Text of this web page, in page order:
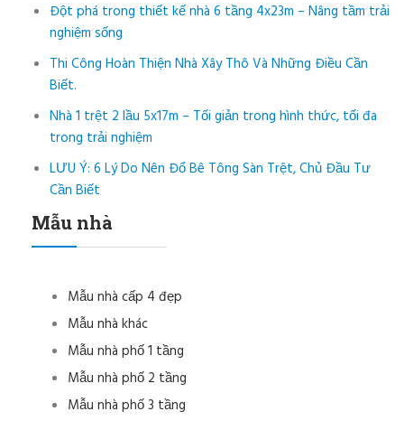
Đột phá trong thiết kế nhà 6 tầng 4x23m – Nâng tầm trải
nghiệm sống
Thi Công Hoàn Thiện Nhà Xây Thô Và Những Điều Cần
Biết.
Nhà 1 trệt 2 lầu 5x17m – Tối giản trong hình thức, tối đa
trong trải nghiệm
LƯU Ý: 6 Lý Do Nên Đổ Bê Tông Sàn Trệt, Chủ Đầu Tư
Cần Biết
Mẫu nhà
Mẫu nhà cấp 4 đẹp
Mẫu nhà khác
Mẫu nhà phố 1 tầng
Mẫu nhà phố 2 tầng
Mẫu nhà phố 3 tầng